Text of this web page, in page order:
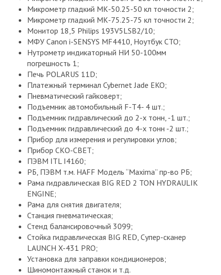
Микрометр гладкий МК-50.25-50 кл точности 2;
Микрометр гладкий МК-75.25-75 кл точности 2;
Монитор 18,5 Philips 193V5LSB2/10;
МФУ Canon i-SENSYS MF4410, Ноутбук СТО;
Нутрометр индикаторный НИ 50-100мм
погрешность 1;
Печь POLARUS 11D;
Платежный терминал Cybernet Jade EKO;
Пневматический гайковерт;
Подъемник автомобильный F-Т4- 4 шт.;
Подъемник гидравлический до 2-х тонн, -1 шт.;
Подъемник гидравлический до 4-х тонн -2 шт.;
Прибор для измерения и регулировки углов;
Прибор СКО-СВЕТ;
ПЭВМ ITL I4160;
РБ, ПЭВМ т.м. HAFF Модель “Maxima” пр-во РБ;
Рама гидравлическая BIG RED 2 TON HYDRAULIK
ENGINE;
Рама для снятия двигателя;
Станция пневматическая;
Стенд балансировочный 3099;
Стойка гидравлическая BIG RED, Супер-сканер
LAUNCH X-431 PRO;
Установка для заправки кондиционеров;
Шиномонтажный станок и т.д.